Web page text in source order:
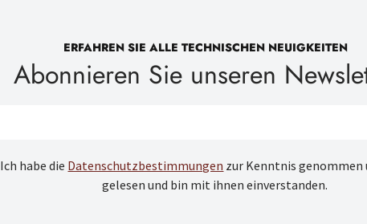
ERFAHREN SIE ALLE TECHNISCHEN NEUIGKEITEN
Abonnieren Sie unseren
Ich habe die Datenschutzbestimmungen zur Kenntnis genommen
gelesen und bin mit ihnen einverstanden.